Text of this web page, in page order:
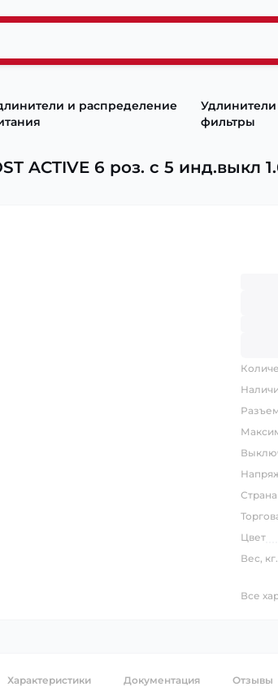
и распределение
фильтры
ACTIVE 6 роз. с 5 инд.выкл
Цвет
Вес, кг.
Все
Характеристики Документация Отзывы